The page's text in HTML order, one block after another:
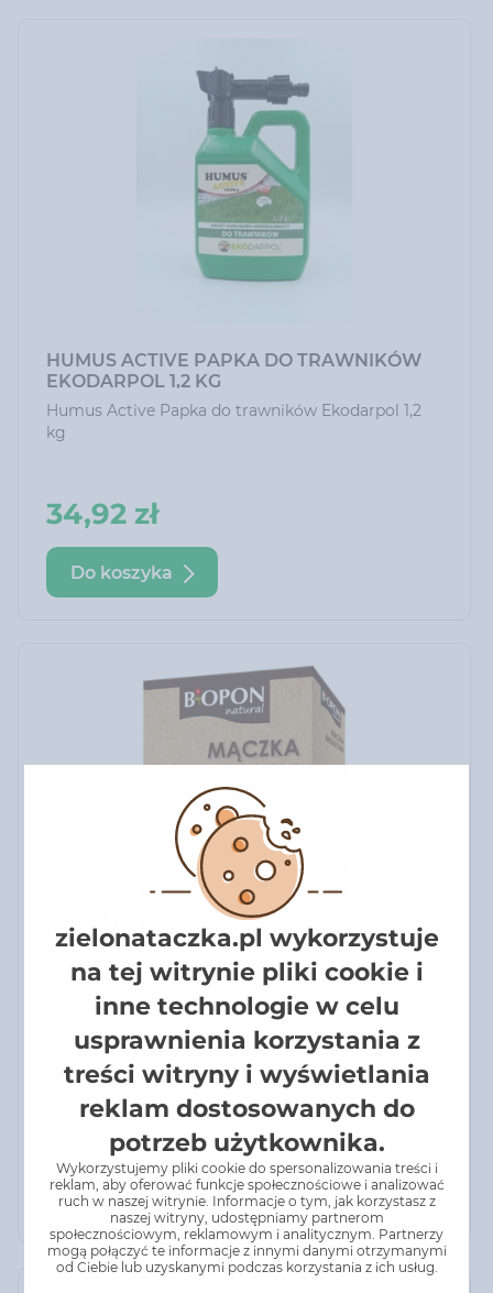
HUMUS ACTIVE PAPKA DO TRAWNIKÓW
EKODARPOL 1,2 KG
Humus Active Papka do trawników Ekodarpol 1,2
kg
34,92 zł
Do koszyka
MĄCZKA BAZALTOWA BOPON NATURAL
1,2 KG
Mączka bazaltowa Bopon natural 1,2 kg Jest
naturalnym produktem wspomagającym wzrost
roślin poprzez polepszenie właściwości fizyko-
chemicznych gleby. Mączka bazaltowa zwiększa
retencję wody, a jednocześnie zapobiega zjawisku
nadmiernego zakwaszania podłoża. Ponadto
zawiera składniki pokarmowe potrzebne roślinom,
m.in. azot, fosfor i potas.
8,02 zł
Do koszyka
zielonataczka.pl wykorzystuje
na tej witrynie pliki cookie i
inne technologie w celu
usprawnienia korzystania z
treści witryny i wyświetlania
reklam dostosowanych do
potrzeb użytkownika.
Wykorzystujemy pliki cookie do spersonalizowania treści i
reklam, aby oferować funkcje społecznościowe i analizować
ruch w naszej witrynie. Informacje o tym, jak korzystasz z
naszej witryny, udostępniamy partnerom
społecznościowym, reklamowym i analitycznym. Partnerzy
mogą połączyć te informacje z innymi danymi otrzymanymi
od Ciebie lub uzyskanymi podczas korzystania z ich usług.